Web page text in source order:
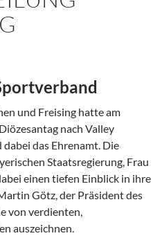
und Freising hatte am
nach Valley
das Ehrenamt. Die
Staatsregierung, Frau
einen tiefen Einblick in ihre
Götz, der Präsident des
von verdienten,
auszeichnen.